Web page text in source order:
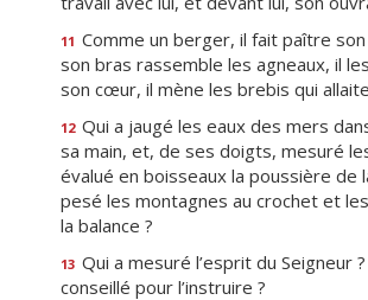
11 Comme un berger, il fait paître
son bras rassemble les agneaux, il
son cœur, il mène les brebis qui
12 Qui a jaugé les eaux des mers
sa main, et, de ses doigts, mesuré
évalué en boisseaux la poussière de
pesé les montagnes au crochet et
la balance ?
13 Qui a mesuré l’esprit du Seigneur ?
conseillé pour l’instruire ?